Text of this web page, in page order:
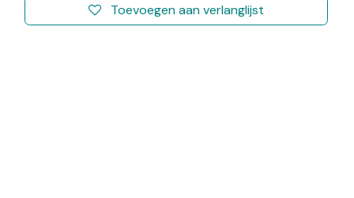
Toevoegen aan verlanglijst